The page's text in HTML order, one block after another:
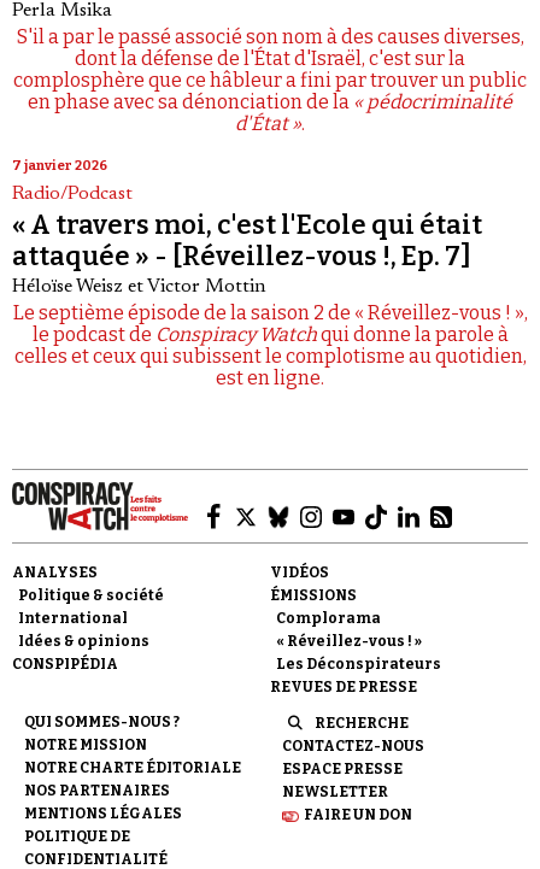
Perla Msika
S'il a par le passé associé son nom à des causes diverses,
dont la défense de l'État d'Israël, c'est sur la
complosphère que ce hâbleur a fini par trouver un public
en phase avec sa dénonciation de la « pédocriminalité
d'État ».
7 janvier 2026
Radio/Podcast
« A travers moi, c'est l'Ecole qui était
attaquée » - [Réveillez-vous !, Ep. 7]
Héloïse Weisz et Victor Mottin
Le septième épisode de la saison 2 de « Réveillez-vous ! »,
le podcast de Conspiracy Watchqui donne la parole à
celles et ceux qui subissent le complotisme au quotidien,
est en ligne.
ANALYSES
Politique & société
International
Idées & opinions
CONSPIPÉDIA
VIDÉOS
ÉMISSIONS
Complorama
« Réveillez-vous ! »
Les Déconspirateurs
REVUES DE PRESSE
QUI SOMMES-NOUS ?
NOTRE MISSION
NOTRE CHARTE ÉDITORIALE
NOS PARTENAIRES
MENTIONS LÉGALES
POLITIQUE DE
CONFIDENTIALITÉ
RECHERCHE
CONTACTEZ-NOUS
ESPACE PRESSE
NEWSLETTER
FAIRE UN DON